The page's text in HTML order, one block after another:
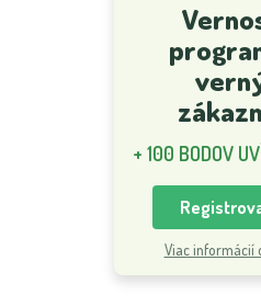
+ 100 BODOV
Viac informácií